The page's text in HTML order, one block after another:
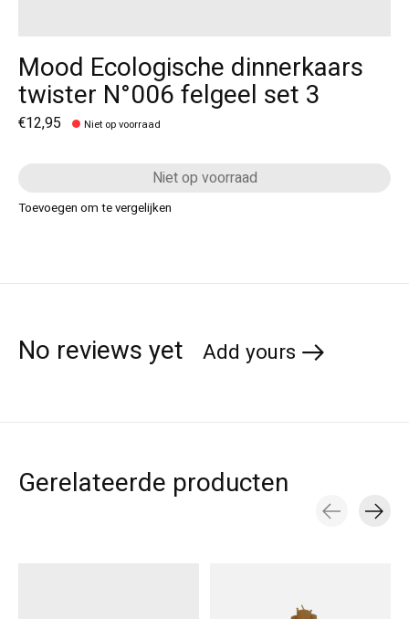
Mood Ecologische dinnerkaars
twister N°006 felgeel set 3
€12,95 Niet op voorraad
Niet op voorraad
Toevoegen om te vergelijken
No reviews yet Add yours
Gerelateerde producten